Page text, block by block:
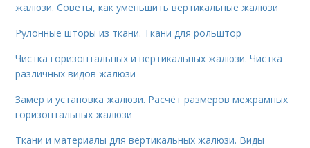
жалюзи. Советы, как уменьшить вертикальные жалюзи
Рулонные шторы из ткани. Ткани для рольштор
Чистка горизонтальных и вертикальных жалюзи. Чистка
различных видов жалюзи
Замер и установка жалюзи. Расчёт размеров межрамных
горизонтальных жалюзи
Ткани и материалы для вертикальных жалюзи. Виды